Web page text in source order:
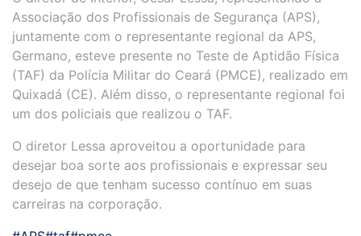
Associação dos Profissionais de Segurança (APS),
juntamente com o representante regional da APS,
Germano, esteve presente no Teste de Aptidão Física
(TAF) da Polícia Militar do Ceará (PMCE), realizado em
Quixadá (CE). Além disso, o representante regional foi
um dos policiais que realizou o TAF.
O diretor Lessa aproveitou a oportunidade para
desejar boa sorte aos profissionais e expressar seu
desejo de que tenham sucesso contínuo em suas
carreiras na corporação.